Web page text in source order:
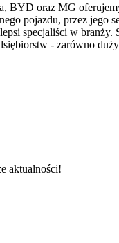
BYD oraz MG
pojazdu, przez
specjaliści w
- zarówno
aktualności!